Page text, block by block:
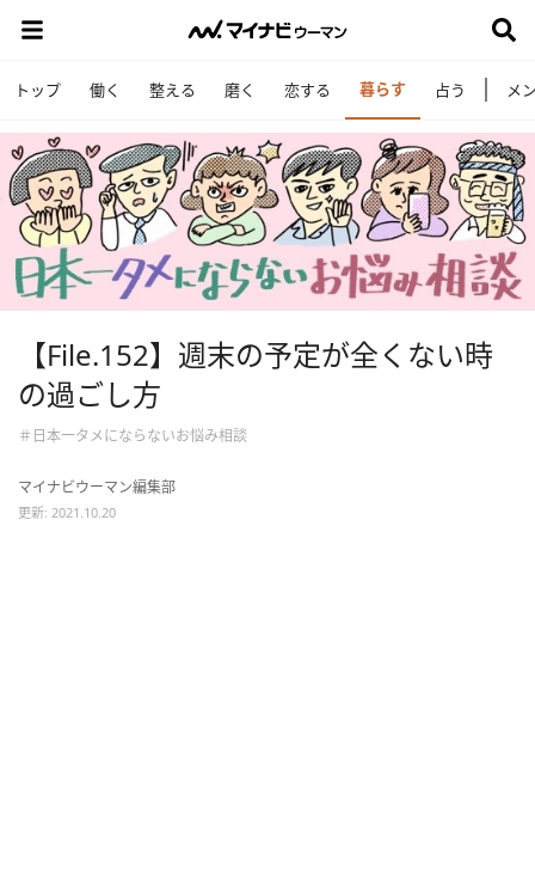
トップ 働く 整える 磨く 恋する 暮らす 占う メ
【File.152】週末の予定が全くない時
の過ごし方
＃日本一タメにならないお悩み相談
マイナビウーマン編集部
更新: 2021.10.20